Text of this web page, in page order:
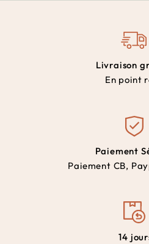
Livraison
En point
Paiement
Paiement CB,
14